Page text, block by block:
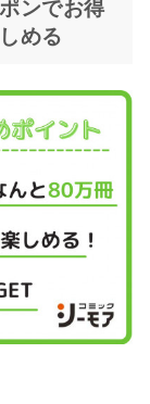
ンでお得
める